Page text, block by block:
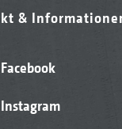
&
Facebook
Instagram